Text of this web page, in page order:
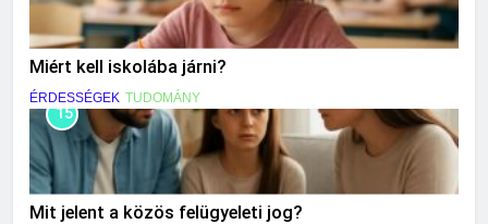
Miért kell iskolába járni?
ÉRDESSÉGEK TUDOMÁNY
15
Mit jelent a közös felügyeleti jog?